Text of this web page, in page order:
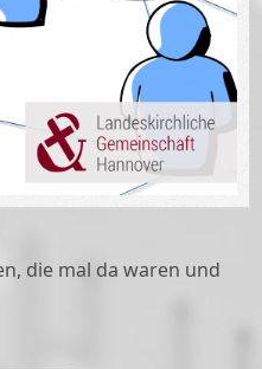
die mal da waren und